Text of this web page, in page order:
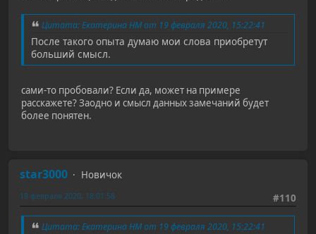
Цитата: Екатерина НМ от 19 февраля 2020, 15:22:41
После такого опыта думаю мои слова приобретут
больший смысл.
сами-то пробовали? Если да, может на примере
расскажете? Заодно и смысл данных замечаний будет
более понятен.
star3000
Новичок
#110
19 февраля 2020, 18:01:58
Цитата: Екатерина НМ от 19 февраля 2020, 15:22:41